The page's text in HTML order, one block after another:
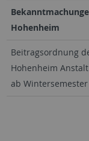
Hohenheim
Beitragsordnung
Hohenheim
ab Wintersemester